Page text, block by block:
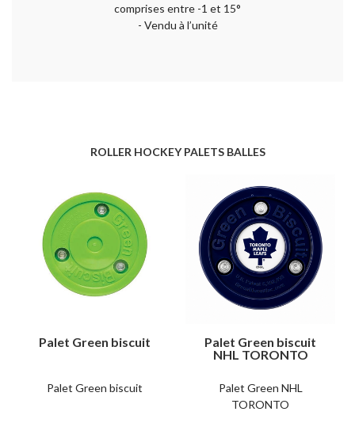
comprises entre -1 et 15°
- Vendu à l’unité
ROLLER HOCKEY PALETS BALLES
Palet Green biscuit
Palet Green biscuit
Palet Green biscuit
NHL TORONTO
Palet Green NHL
TORONTO